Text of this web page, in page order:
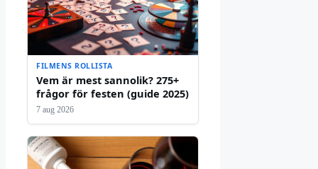
FILMENS ROLLISTA
Vem är mest sannolik? 275+
frågor för festen (guide 2025)
7 aug 2026